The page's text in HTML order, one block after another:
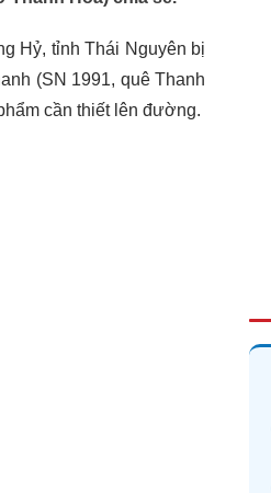
Hỷ, tỉnh Thái Nguyên bị
(SN 1991, quê Thanh
cần thiết lên đường.